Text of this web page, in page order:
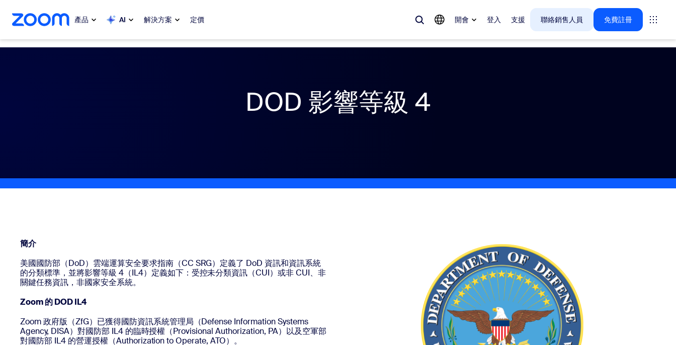
至主要內容
至協助聊天 產品 AI 解決方案 定價 開會 登入 支援 聯絡銷售人員 免費註冊
Contact Center 客戶體驗深入解析
安裝到桌面
下載中心
聯絡我們
+1.888.799.9666 +1.888.303.1012
DOD 影響等級 4
簡介
美國國防部（DoD）雲端運算安全要求指南（CC SRG）定義了 DoD 資訊和資訊系統
的分類標準，並將影響等級 4（IL4）定義如下：受控未分類資訊（CUI）或非 CUI、非
關鍵任務資訊，非國家安全系統。
Zoom 的 DOD IL4
Zoom 政府版（ZfG）已獲得國防資訊系統管理局（Defense Information Systems
Agency, DISA）對國防部 IL4 的臨時授權（Provisional Authorization, PA）以及空軍部
對國防部 IL4 的營運授權（Authorization to Operate, ATO）。